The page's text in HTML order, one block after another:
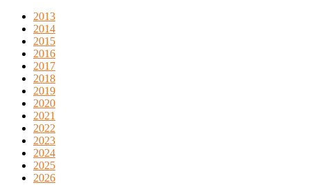
2013
2014
2015
2016
2017
2018
2019
2020
2021
2022
2023
2024
2025
2026